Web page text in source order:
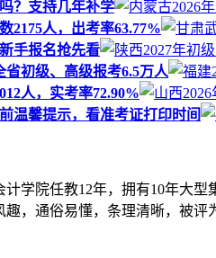
？支持几年补学
2175人，出考率63.77%
手报名抢先看
省初级、高级报考6.5万人
人，实考率72.90%
温馨提示，看准考证打印时间
学院任教12年，拥有10年大
，通俗易懂，条理清晰，被